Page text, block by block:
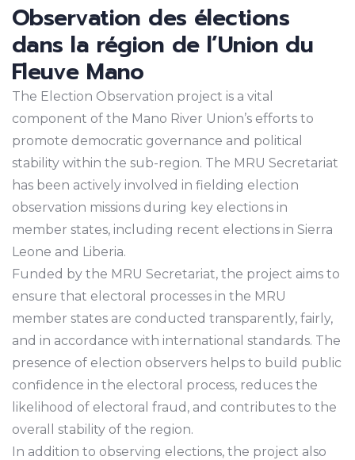
Observation des élections
dans la région de l’Union du
Fleuve Mano
The Election Observation project is a vital
component of the Mano River Union’s efforts to
promote democratic governance and political
stability within the sub-region. The MRU Secretariat
has been actively involved in fielding election
observation missions during key elections in
member states, including recent elections in Sierra
Leone and Liberia.
Funded by the MRU Secretariat, the project aims to
ensure that electoral processes in the MRU
member states are conducted transparently, fairly,
and in accordance with international standards. The
presence of election observers helps to build public
confidence in the electoral process, reduces the
likelihood of electoral fraud, and contributes to the
overall stability of the region.
In addition to observing elections, the project also